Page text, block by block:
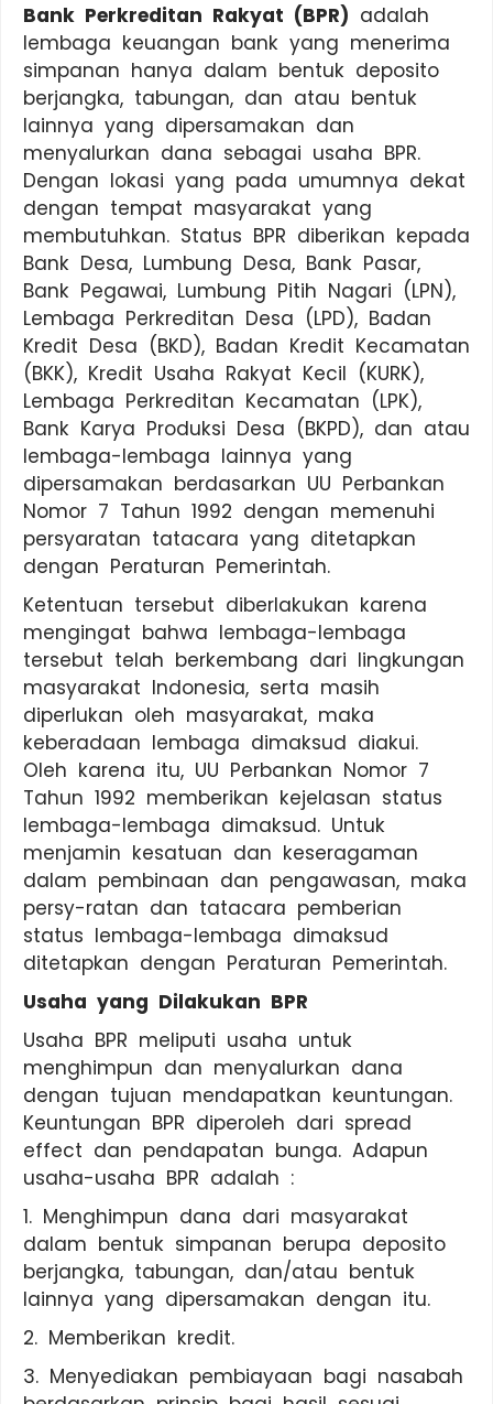
Bank Perkreditan Rakyat (BPR) adalah
lembaga keuangan bank yang menerima
simpanan hanya dalam bentuk deposito
berjangka, tabungan, dan atau bentuk
lainnya yang dipersamakan dan
menyalurkan dana sebagai usaha BPR.
Dengan lokasi yang pada umumnya dekat
dengan tempat masyarakat yang
membutuhkan. Status BPR diberikan kepada
Bank Desa, Lumbung Desa, Bank Pasar,
Bank Pegawai, Lumbung Pitih Nagari (LPN),
Lembaga Perkreditan Desa (LPD), Badan
Kredit Desa (BKD), Badan Kredit Kecamatan
(BKK), Kredit Usaha Rakyat Kecil (KURK),
Lembaga Perkreditan Kecamatan (LPK),
Bank Karya Produksi Desa (BKPD), dan atau
lembaga-lembaga lainnya yang
dipersamakan berdasarkan UU Perbankan
Nomor 7 Tahun 1992 dengan memenuhi
persyaratan tatacara yang ditetapkan
dengan Peraturan Pemerintah.
Ketentuan tersebut diberlakukan karena
mengingat bahwa lembaga-lembaga
tersebut telah berkembang dari lingkungan
masyarakat Indonesia, serta masih
diperlukan oleh masyarakat, maka
keberadaan lembaga dimaksud diakui.
Oleh karena itu, UU Perbankan Nomor 7
Tahun 1992 memberikan kejelasan status
lembaga-lembaga dimaksud. Untuk
menjamin kesatuan dan keseragaman
dalam pembinaan dan pengawasan, maka
persy-ratan dan tatacara pemberian
status lembaga-lembaga dimaksud
ditetapkan dengan Peraturan Pemerintah.
Usaha yang Dilakukan BPR
Usaha BPR meliputi usaha untuk
menghimpun dan menyalurkan dana
dengan tujuan mendapatkan keuntungan.
Keuntungan BPR diperoleh dari spread
effect dan pendapatan bunga. Adapun
usaha-usaha BPR adalah :
1. Menghimpun dana dari masyarakat
dalam bentuk simpanan berupa deposito
berjangka, tabungan, dan/atau bentuk
lainnya yang dipersamakan dengan itu.
2. Memberikan kredit.
3. Menyediakan pembiayaan bagi nasabah